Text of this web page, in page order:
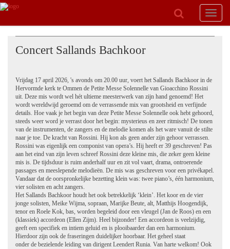
Toggle
Concert Sallands Bachkoor
Vrijdag 17 april 2026, 's avonds om 20.00 uur, voert het Sallands Bachkoor in de
Hervormde kerk te Ommen de Petite Messe Solennelle van Gioacchino Rossini
uit. Deze mis wordt wel hét ultieme meesterwerk van zijn hand genoemd! Het
wordt wereldwijd geroemd om de verrassende mix van grootsheid en verfijnde
details. Hoe vaak je het begin van deze Petite Messe Solennelle ook hebt gehoord,
steeds weer word je verrast door het begin: mysterieus en zeer ritmisch! De tonen
van de instrumenten, de zangers en de melodie komen als het ware vanuit de stilte
naar je toe. De kracht van Rossini. Hij kon als geen ander zijn gehoor verrassen.
Rossini was eigenlijk een componist van opera’s. Hij heeft er 39 geschreven! Pas
aan het eind van zijn leven schreef Rossini deze kleine mis, die zeker geen kleine
mis is. De tijdsduur is ruim anderhalf uur en zit vol vaart, drama, ontroerende
passages en meeslepende melodieën. De mis was geschreven voor een privékapel.
Vandaar dat de oorspronkelijke bezetting klein was: twee piano’s, één harmonium,
vier solisten en acht zangers.
Het Sallands Bachkoor houdt het ook betrekkelijk ‘klein’. Het koor en de vier
jonge solisten, Meike Wijma, sopraan, Marijke Beute, alt, Matthijs Hoogendijk,
tenor en Roele Kok, bas, worden begeleid door een vleugel (Jan de Roos) en een
(klassiek) accordeon (Ellen Zijm). Heel bijzonder! Een accordeon is veelzijdig,
geeft een specifiek en intiem geluid en is plooibaarder dan een harmonium.
Hierdoor zijn ook de fraseringen duidelijker hoorbaar. Het geheel staat
onder de bezielende leiding van dirigent Leendert Runia. Van harte welkom! Ook